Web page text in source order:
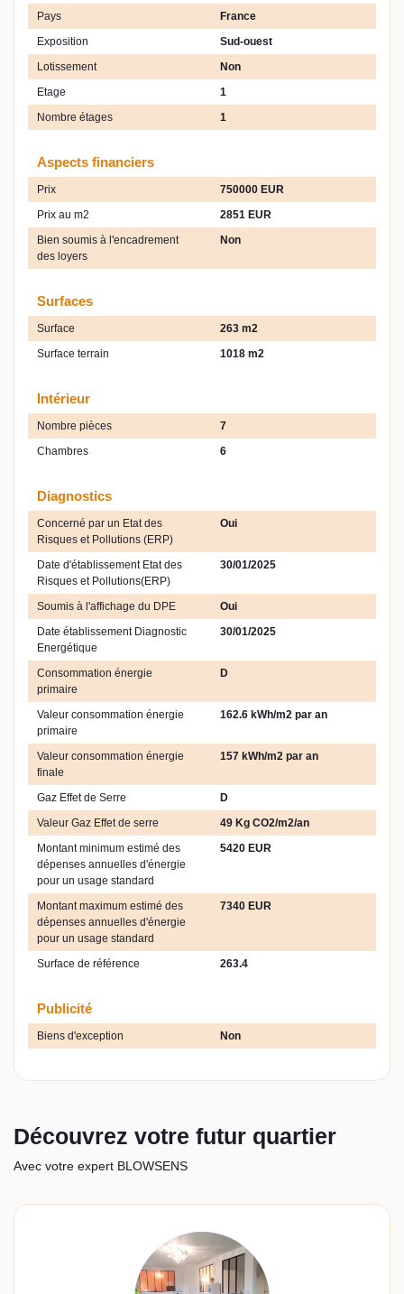
Pays
France
Exposition
Sud-ouest
Lotissement
Non
Etage
1
Nombre étages
1
Aspects financiers
Prix
750000 EUR
Prix au m2
2851 EUR
Bien soumis à l'encadrement
des loyers
Non
Surfaces
Surface
263 m2
Surface terrain
1018 m2
Intérieur
Nombre pièces
7
Chambres
6
Diagnostics
Concerné par un Etat des
Risques et Pollutions (ERP)
Oui
Date d'établissement Etat des
Risques et Pollutions(ERP)
30/01/2025
Soumis à l'affichage du DPE
Oui
Date établissement Diagnostic
Energétique
30/01/2025
Consommation énergie
primaire
D
Valeur consommation énergie
primaire
162.6 kWh/m2 par an
Valeur consommation énergie
finale
157 kWh/m2 par an
Gaz Effet de Serre
D
Valeur Gaz Effet de serre
49 Kg CO2/m2/an
Montant minimum estimé des
dépenses annuelles d'énergie
pour un usage standard
5420 EUR
Montant maximum estimé des
dépenses annuelles d'énergie
pour un usage standard
7340 EUR
Surface de référence 263.4
Publicité
Biens d'exception Non
Découvrez votre futur quartier
Avec votre expert BLOWSENS